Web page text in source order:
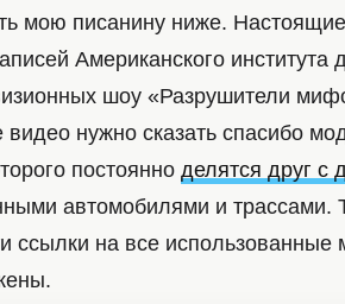
мою писанину ниже.
Американского института
шоу «Разрушители
нужно сказать спасибо
постоянно делятся друг с
автомобилями и трассами.
ссылки на все